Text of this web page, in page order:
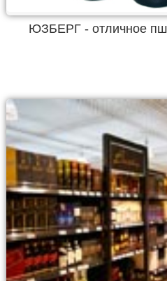
ЮЗБЕРГ - отличное